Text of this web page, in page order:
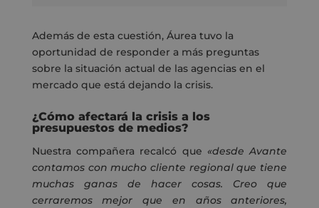
Además de esta cuestión, Áurea tuvo la
oportunidad de responder a más preguntas
sobre la situación actual de las agencias en el
mercado que está dejando la crisis.
¿Cómo afectará la crisis a los
presupuestos de medios?
Nuestra compañera recalcó que «desde Avante
contamos con mucho cliente regional que tiene
muchas ganas de hacer cosas. Creo que
cerraremos mejor que en años anteriores,